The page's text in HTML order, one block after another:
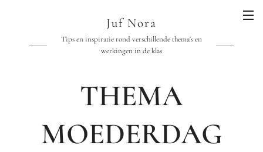
Juf Nora
Tips en inspiratie rond verschillende thema's en
werkingen in de klas
THEMA
MOEDERDAG